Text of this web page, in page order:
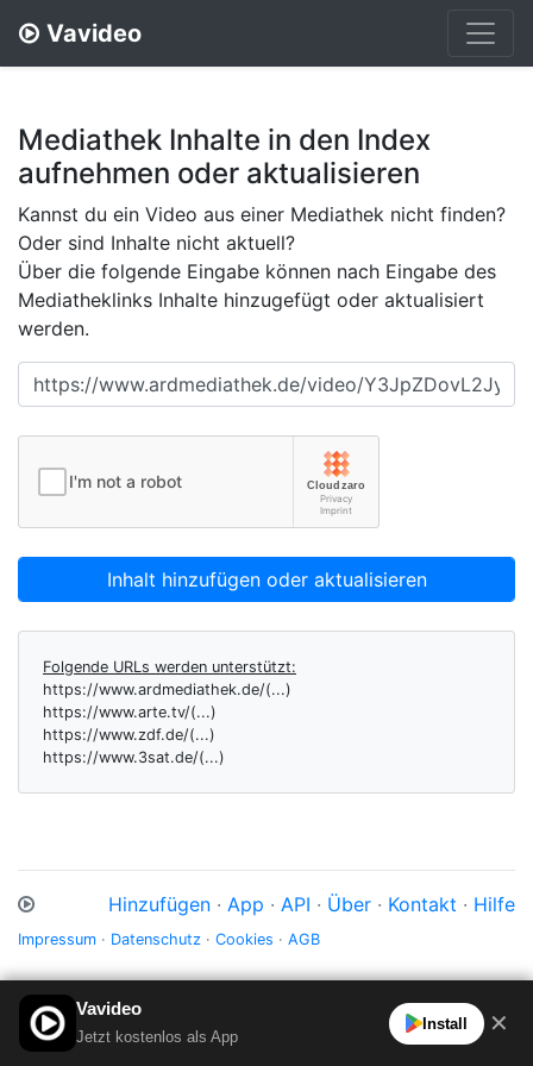
Vavideo
Mediathek Inhalte in den Index
aufnehmen oder aktualisieren
Kannst du ein Video aus einer Mediathek nicht finden?
Oder sind Inhalte nicht aktuell?
Über die folgende Eingabe können nach Eingabe des
Mediatheklinks Inhalte hinzugefügt oder aktualisiert
werden.
Inhalt hinzufügen oder aktualisieren
Folgende URLs werden unterstützt:
https://www.ardmediathek.de/(...)
https://www.arte.tv/(...)
https://www.zdf.de/(...)
https://www.3sat.de/(...)
Hinzufügen · App · API · Über · Kontakt · Hilfe
Impressum · Datenschutz · Cookies · AGB
Vavideo
Jetzt kostenlos als App
Install ✕